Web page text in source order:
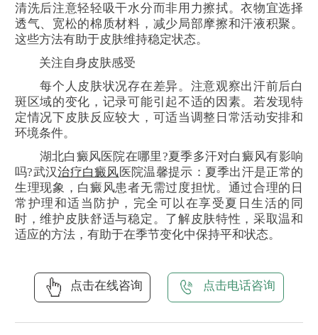
清洗后注意轻轻吸干水分而非用力擦拭。衣物宜选择
透气、宽松的棉质材料，减少局部摩擦和汗液积聚。
这些方法有助于皮肤维持稳定状态。
关注自身皮肤感受
每个人皮肤状况存在差异。注意观察出汗前后白
斑区域的变化，记录可能引起不适的因素。若发现特
定情况下皮肤反应较大，可适当调整日常活动安排和
环境条件。
湖北白癜风医院在哪里?夏季多汗对白癜风有影响
吗?武汉治疗白癜风 医院温馨提示：夏季出汗是正常的
生理现象，白癜风患者无需过度担忧。通过合理的日
常护理和适当防护，完全可以在享受夏日生活的同
时，维护皮肤舒适与稳定。了解皮肤特性，采取温和
适应的方法，有助于在季节变化中保持平和状态。
点击在线咨询 点击电话咨询